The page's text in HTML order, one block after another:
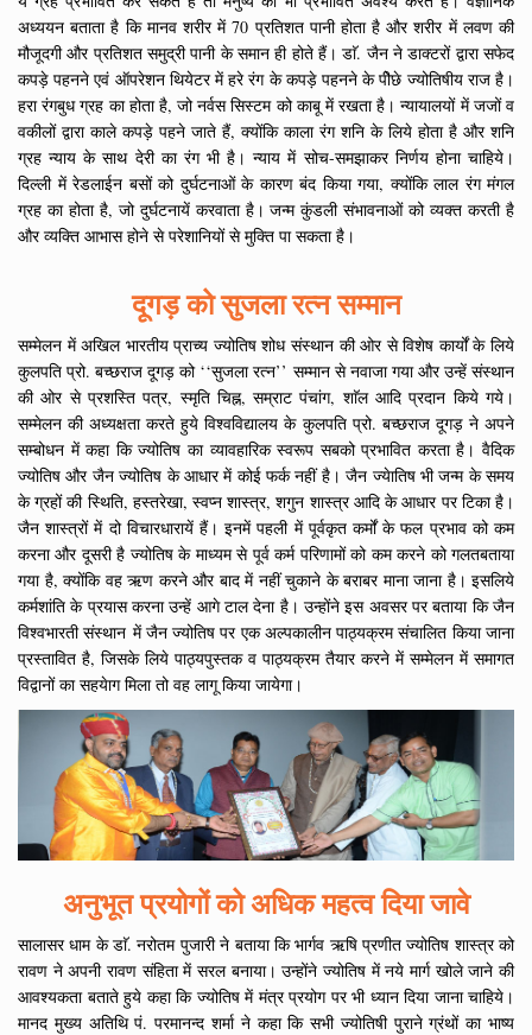
अध्ययन बताता है कि मानव शरीर में 70 प्रतिशत पानी होता है और शरीर में लवण की
मौजूदगी और प्रतिशत समुद्री पानी के समान ही होते हैं। डाॅ. जैन ने डाक्टरों द्वारा सफेद
कपड़े पहनने एवं ऑपरेशन थियेटर में हरे रंग के कपड़े पहनने के पीेछे ज्योतिषीय राज है।
हरा रंगबुध ग्रह का होता है, जो नर्वस सिस्टम को काबू में रखता है। न्यायालयों में जजों व
वकीलों द्वारा काले कपड़े पहने जाते हैं, क्योंकि काला रंग शनि के लिये होता है और शनि
ग्रह न्याय के साथ देरी का रंग भी है। न्याय में सोच-समझाकर निर्णय होना चाहिये।
दिल्ली में रेडलाईन बसों को दुर्घटनाओं के कारण बंद किया गया, क्योंकि लाल रंग मंगल
ग्रह का होता है, जो दुर्घटनायें करवाता है। जन्म कुंडली संभावनाओं को व्यक्त करती है
और व्यक्ति आभास होने से परेशानियों से मुक्ति पा सकता है।
दूगड़ को सुजला रत्न सम्मान
सम्मेलन में अखिल भारतीय प्राच्य ज्योतिष शोध संस्थान की ओर से विशेष कार्यों के लिये
कुलपति प्रो. बच्छराज दूगड़ को ‘‘सुजला रत्न’’ सम्मान से नवाजा गया और उन्हें संस्थान
की ओर से प्रशस्ति पत्र, स्मृति चिह्न, सम्राट पंचांग, शाॅल आदि प्रदान किये गये।
सम्मेलन की अध्यक्षता करते हुये विश्वविद्यालय के कुलपति प्रो. बच्छराज दूगड़ ने अपने
सम्बोधन में कहा कि ज्योतिष का व्यावहारिक स्वरूप सबको प्रभावित करता है। वैदिक
ज्योतिष और जैन ज्योतिष के आधार में कोई फर्क नहीं है। जैन ज्येातिष भी जन्म के समय
के ग्रहों की स्थिति, हस्तरेखा, स्वप्न शास्त्र, शगुन शास्त्र आदि के आधार पर टिका है।
जैन शास्त्रों में दो विचारधारायें हैं। इनमें पहली में पूर्वकृत कर्मों के फल प्रभाव को कम
करना और दूसरी है ज्योतिष के माध्यम से पूर्व कर्म परिणामों को कम करने को गलतबताया
गया है, क्योंकि वह ऋण करने और बाद में नहीं चुकाने के बराबर माना जाना है। इसलिये
कर्मशांति के प्रयास करना उन्हें आगे टाल देना है। उन्होंने इस अवसर पर बताया कि जैन
विश्वभारती संस्थान में जैन ज्योतिष पर एक अल्पकालीन पाठ्यक्रम संचालित किया जाना
प्रस्तावित है, जिसके लिये पाठ्यपुस्तक व पाठ्यक्रम तैयार करने में सम्मेलन में समागत
विद्वानों का सहयेाग मिला तो वह लागू किया जायेगा।
अनुभूत प्रयोगों को अधिक महत्व दिया जावे
सालासर धाम के डाॅ. नरोतम पुजारी ने बताया कि भार्गव ऋषि प्रणीत ज्योतिष शास्त्र को
रावण ने अपनी रावण संहिता में सरल बनाया। उन्होंने ज्योतिष में नये मार्ग खोले जाने की
आवश्यकता बताते हुये कहा कि ज्योतिष में मंत्र प्रयोग पर भी ध्यान दिया जाना चाहिये।
मानद मुख्य अतिथि पं. परमानन्द शर्मा ने कहा कि सभी ज्योतिषी पुराने ग्रंथों का भाष्य